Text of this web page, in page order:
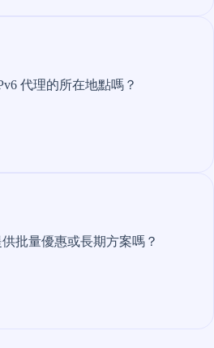
代理的所在地點嗎？
批量優惠或長期方案嗎？